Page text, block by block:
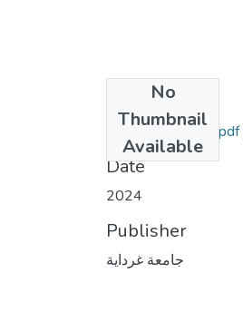
No
Thumbnail
Available
مطبوعة حاج سعيد.pdf
Date
2024
Publisher
جامعة غرداية